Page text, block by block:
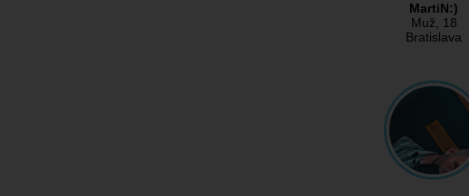
MartiN:)
Muž, 18
Bratislava